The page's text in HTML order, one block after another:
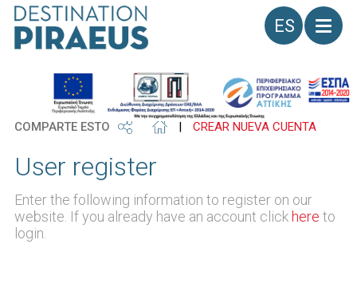
Idioma
COMPARTE ESTO | CREAR NUEVA CUENTA
User register
Enter the following information to register on our
website. If you already have an account click here to
login.